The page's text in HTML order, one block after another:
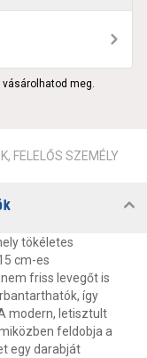
vásárolhatod meg.
FELELŐS SZEMÉLY
tökéletes
cm-es
friss levegőt is
így
modern, letisztult
feldobja a
egy darabját